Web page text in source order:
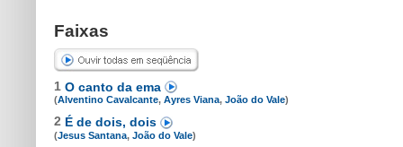
Faixas
1 O canto da ema
(Alventino Cavalcante, Ayres Viana, João do Vale)
2 É de dois, dois
(Jesus Santana, João do Vale)